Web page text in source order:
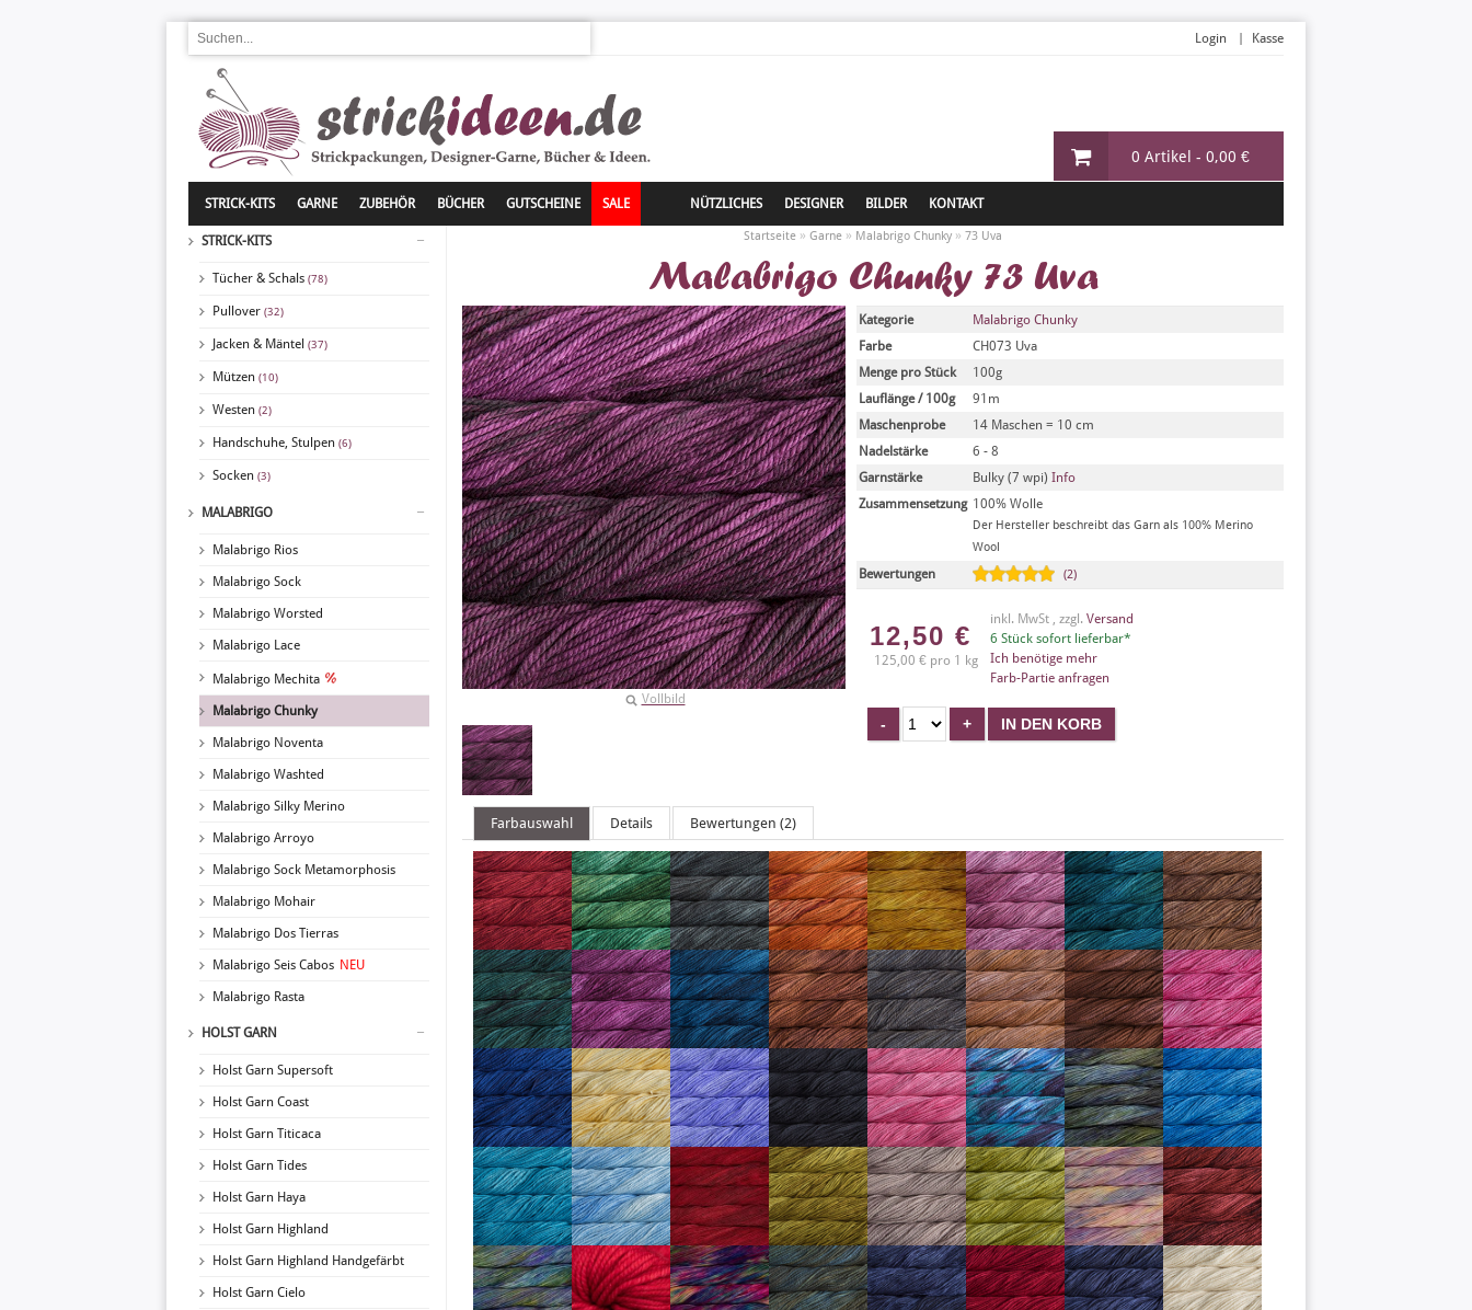
0 Artikel - 0,00 €
Login Kasse
STRICK-KITS GARNE ZUBEHÖR BÜCHER GUTSCHEINE SALE NÜTZLICHES DESIGNER BILDER KONTAKT
STRICK-KITS
Tücher & Schals (78)
Pullover (32)
Jacken & Mäntel (37)
Mützen (10)
Westen (2)
Handschuhe, Stulpen (6)
Socken (3)
MALABRIGO
Malabrigo Rios
Malabrigo Sock
Malabrigo Worsted
Malabrigo Lace
Malabrigo Mechita
Malabrigo Chunky
Malabrigo Noventa
Malabrigo Washted
Malabrigo Silky Merino
Malabrigo Arroyo
Malabrigo Sock Metamorphosis
Malabrigo Mohair
Malabrigo Dos Tierras
Malabrigo Seis Cabos NEU
Malabrigo Rasta
HOLST GARN
Holst Garn Supersoft
Holst Garn Coast
Holst Garn Titicaca
Holst Garn Tides
Holst Garn Haya
Holst Garn Highland
Holst Garn Highland Handgefärbt
Holst Garn Cielo
Startseite » Garne » Malabrigo Chunky » 73 Uva
Malabrigo Chunky 73 Uva
Vollbild
Kategorie
Malabrigo Chunky
Farbe
CH073 Uva
Menge pro Stück
100g
Lauflänge / 100g
91m
Maschenprobe
14 Maschen = 10 cm
Nadelstärke
6 - 8
Garnstärke
Bulky (7 wpi) Info
Zusammensetzung 100% Wolle
Der Hersteller beschreibt das Garn als 100% Merino
Wool
Bewertungen (2)
12,50 €
125,00 € pro 1 kg
inkl. MwSt , zzgl. Versand
6 Stück sofort lieferbar*
Ich benötige mehr
Farb-Partie anfragen
Farbauswahl Details Bewertungen (2)